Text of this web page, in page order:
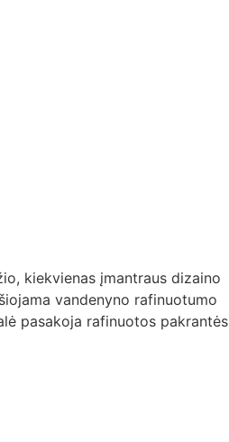
kiekvienas įmantraus dizaino
vandenyno rafinuotumo
pasakoja rafinuotos pakrantės